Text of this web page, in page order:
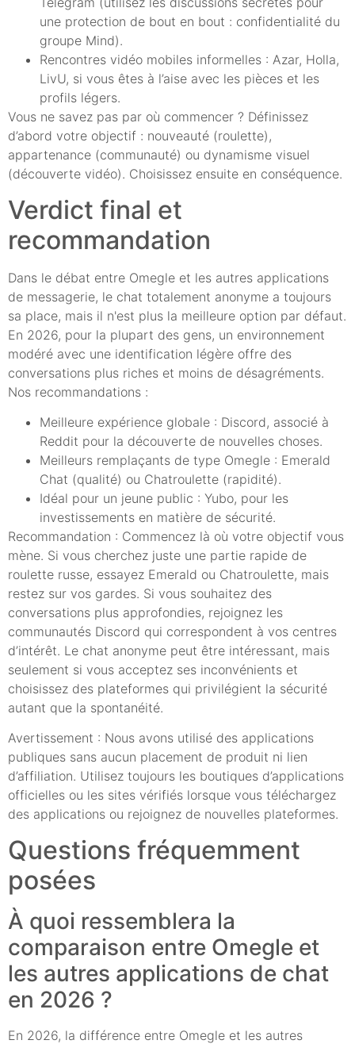
une protection de bout en bout : confidentialité du
groupe Mind).
Rencontres vidéo mobiles informelles : Azar, Holla,
LivU, si vous êtes à l’aise avec les pièces et les
profils légers.
Vous ne savez pas par où commencer ? Définissez
d’abord votre objectif : nouveauté (roulette),
appartenance (communauté) ou dynamisme visuel
(découverte vidéo). Choisissez ensuite en conséquence.
Verdict final et
recommandation
Dans le débat entre Omegle et les autres applications
de messagerie, le chat totalement anonyme a toujours
sa place, mais il n'est plus la meilleure option par défaut.
En 2026, pour la plupart des gens, un environnement
modéré avec une identification légère offre des
conversations plus riches et moins de désagréments.
Nos recommandations :
Meilleure expérience globale : Discord, associé à
Reddit pour la découverte de nouvelles choses.
Meilleurs remplaçants de type Omegle : Emerald
Chat (qualité) ou Chatroulette (rapidité).
Idéal pour un jeune public : Yubo, pour les
investissements en matière de sécurité.
Recommandation : Commencez là où votre objectif vous
mène. Si vous cherchez juste une partie rapide de
roulette russe, essayez Emerald ou Chatroulette, mais
restez sur vos gardes. Si vous souhaitez des
conversations plus approfondies, rejoignez les
communautés Discord qui correspondent à vos centres
d’intérêt. Le chat anonyme peut être intéressant, mais
seulement si vous acceptez ses inconvénients et
choisissez des plateformes qui privilégient la sécurité
autant que la spontanéité.
Avertissement : Nous avons utilisé des applications
publiques sans aucun placement de produit ni lien
d’affiliation. Utilisez toujours les boutiques d’applications
officielles ou les sites vérifiés lorsque vous téléchargez
des applications ou rejoignez de nouvelles plateformes.
Questions fréquemment
posées
À quoi ressemblera la
comparaison entre Omegle et
les autres applications de chat
en 2026 ?
En 2026, la différence entre Omegle et les autres